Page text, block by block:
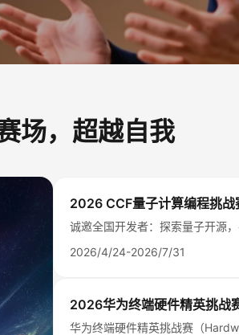
场，超越自我
2026 CCF量子计算编程挑
诚邀全国开发者：探索量子开源
2026/4/24-2026/7/31
2026华为终端硬件精英挑战
华为终端硬件精英挑战赛（